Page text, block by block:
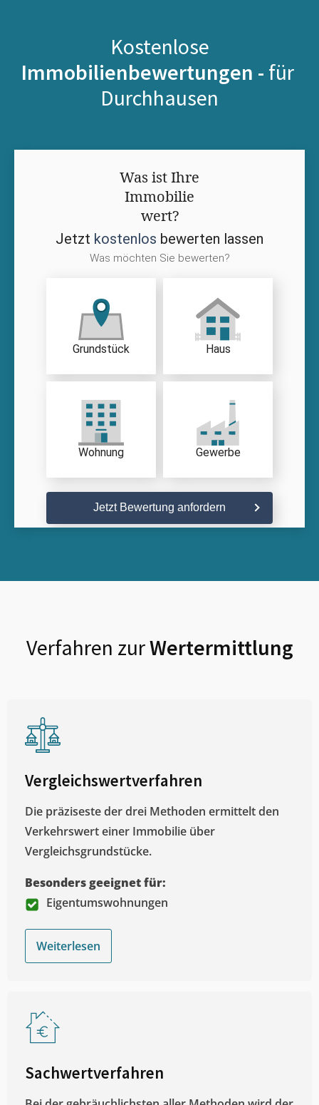
Kostenlose
Immobilienbewertungen - für
Durchhausen
Was ist Ihre
Immobilie
wert?
Jetzt kostenlos bewerten lassen
Was möchten Sie bewerten?
Grundstück Haus
Wohnung Gewerbe
Jetzt Bewertung anfordern
Verfahren zurWertermittlung
Vergleichswertverfahren
Die präziseste der drei Methoden ermittelt den
Verkehrswert einer Immobilie über
Vergleichsgrundstücke.
Besonders geeignet für:
Eigentumswohnungen
Weiterlesen
Sachwertverfahren